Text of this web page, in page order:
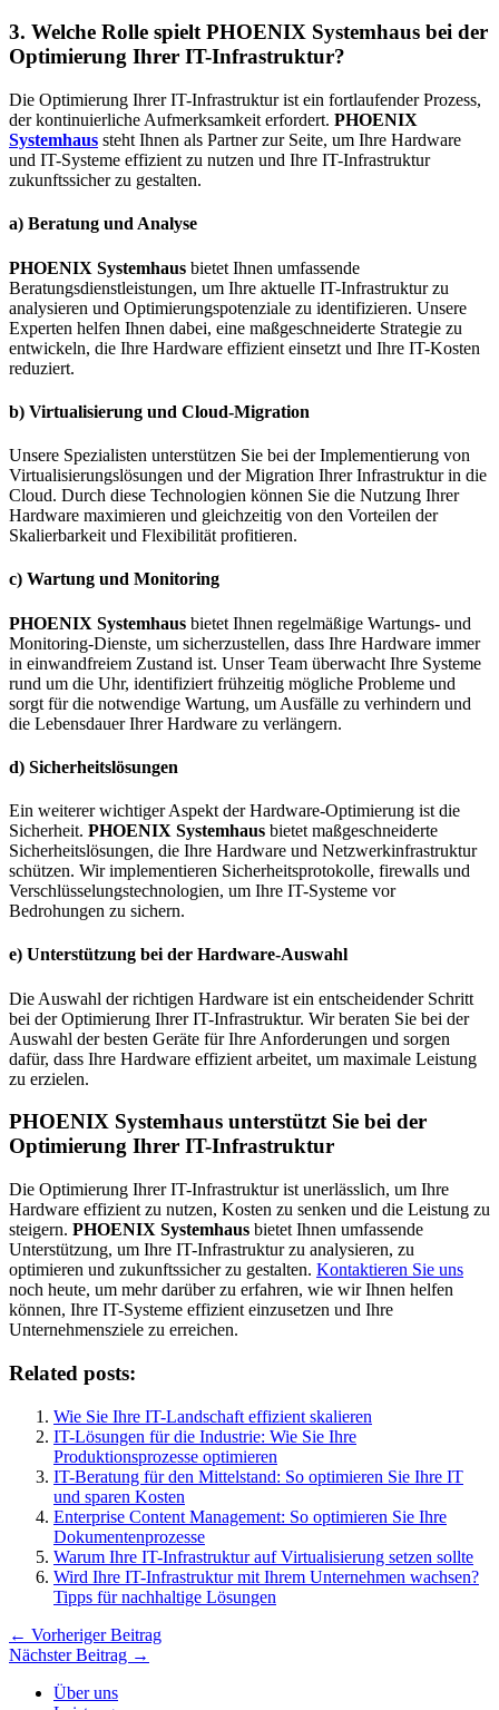
3. Welche Rolle spielt PHOENIX Systemhaus bei der
Optimierung Ihrer IT-Infrastruktur?
Die Optimierung Ihrer IT-Infrastruktur ist ein fortlaufender Prozess,
der kontinuierliche Aufmerksamkeit erfordert. PHOENIX
Systemhaus steht Ihnen als Partner zur Seite, um Ihre Hardware
und IT-Systeme effizient zu nutzen und Ihre IT-Infrastruktur
zukunftssicher zu gestalten.
a) Beratung und Analyse
PHOENIX Systemhaus bietet Ihnen umfassende
Beratungsdienstleistungen, um Ihre aktuelle IT-Infrastruktur zu
analysieren und Optimierungspotenziale zu identifizieren. Unsere
Experten helfen Ihnen dabei, eine maßgeschneiderte Strategie zu
entwickeln, die Ihre Hardware effizient einsetzt und Ihre IT-Kosten
reduziert.
b) Virtualisierung und Cloud-Migration
Unsere Spezialisten unterstützen Sie bei der Implementierung von
Virtualisierungslösungen und der Migration Ihrer Infrastruktur in die
Cloud. Durch diese Technologien können Sie die Nutzung Ihrer
Hardware maximieren und gleichzeitig von den Vorteilen der
Skalierbarkeit und Flexibilität profitieren.
c) Wartung und Monitoring
PHOENIX Systemhaus bietet Ihnen regelmäßige Wartungs- und
Monitoring-Dienste, um sicherzustellen, dass Ihre Hardware immer
in einwandfreiem Zustand ist. Unser Team überwacht Ihre Systeme
rund um die Uhr, identifiziert frühzeitig mögliche Probleme und
sorgt für die notwendige Wartung, um Ausfälle zu verhindern und
die Lebensdauer Ihrer Hardware zu verlängern.
d) Sicherheitslösungen
Ein weiterer wichtiger Aspekt der Hardware-Optimierung ist die
Sicherheit. PHOENIX Systemhaus bietet maßgeschneiderte
Sicherheitslösungen, die Ihre Hardware und Netzwerkinfrastruktur
schützen. Wir implementieren Sicherheitsprotokolle, firewalls und
Verschlüsselungstechnologien, um Ihre IT-Systeme vor
Bedrohungen zu sichern.
e) Unterstützung bei der Hardware-Auswahl
Die Auswahl der richtigen Hardware ist ein entscheidender Schritt
bei der Optimierung Ihrer IT-Infrastruktur. Wir beraten Sie bei der
Auswahl der besten Geräte für Ihre Anforderungen und sorgen
dafür, dass Ihre Hardware effizient arbeitet, um maximale Leistung
zu erzielen.
PHOENIX Systemhaus unterstützt Sie bei der
Optimierung Ihrer IT-Infrastruktur
Die Optimierung Ihrer IT-Infrastruktur ist unerlässlich, um Ihre
Hardware effizient zu nutzen, Kosten zu senken und die Leistung zu
steigern. PHOENIX Systemhaus bietet Ihnen umfassende
Unterstützung, um Ihre IT-Infrastruktur zu analysieren, zu
optimieren und zukunftssicher zu gestalten. Kontaktieren Sie uns
noch heute, um mehr darüber zu erfahren, wie wir Ihnen helfen
können, Ihre IT-Systeme effizient einzusetzen und Ihre
Unternehmensziele zu erreichen.
Related posts:
Wie Sie Ihre IT-Landschaft effizient skalieren
IT-Lösungen für die Industrie: Wie Sie Ihre
Produktionsprozesse optimieren
IT-Beratung für den Mittelstand: So optimieren Sie Ihre IT
und sparen Kosten
Enterprise Content Management: So optimieren Sie Ihre
Dokumentenprozesse
Warum Ihre IT-Infrastruktur auf Virtualisierung setzen sollte
Wird Ihre IT-Infrastruktur mit Ihrem Unternehmen wachsen?
Tipps für nachhaltige Lösungen
← Vorheriger Beitrag
Nächster Beitrag →
Über uns